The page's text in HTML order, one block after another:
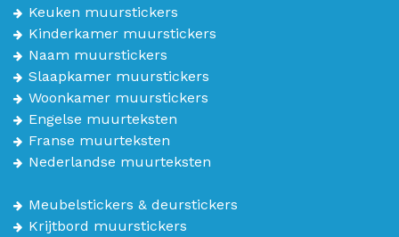
Keuken muurstickers
Kinderkamer muurstickers
Naam muurstickers
Slaapkamer muurstickers
Woonkamer muurstickers
Engelse muurteksten
Franse muurteksten
Nederlandse muurteksten
Meubelstickers & deurstickers
Krijtbord muurstickers